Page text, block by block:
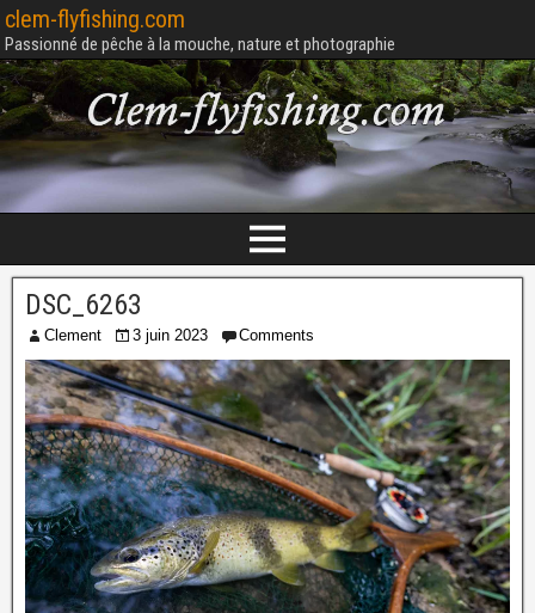
clem-flyfishing.com
Passionné de pêche à la mouche, nature et photographie
DSC_6263
Clement 3 juin 2023 Comments